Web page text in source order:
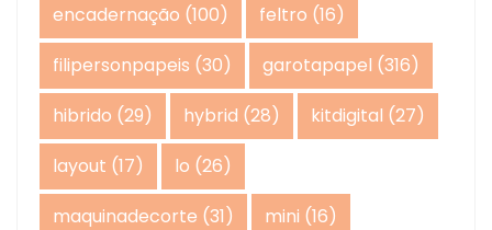
encadernação (100) feltro (16)
filipersonpapeis (30) garotapapel (316)
hibrido (29) hybrid (28) kitdigital (27)
layout (17) lo (26)
maquinadecorte (31) mini (16)